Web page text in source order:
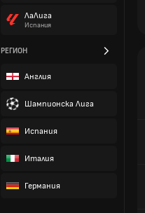
ЛаЛига
Испания
РЕГИОН
Англия
Шампионска Лига
Испания
Италия
Германия